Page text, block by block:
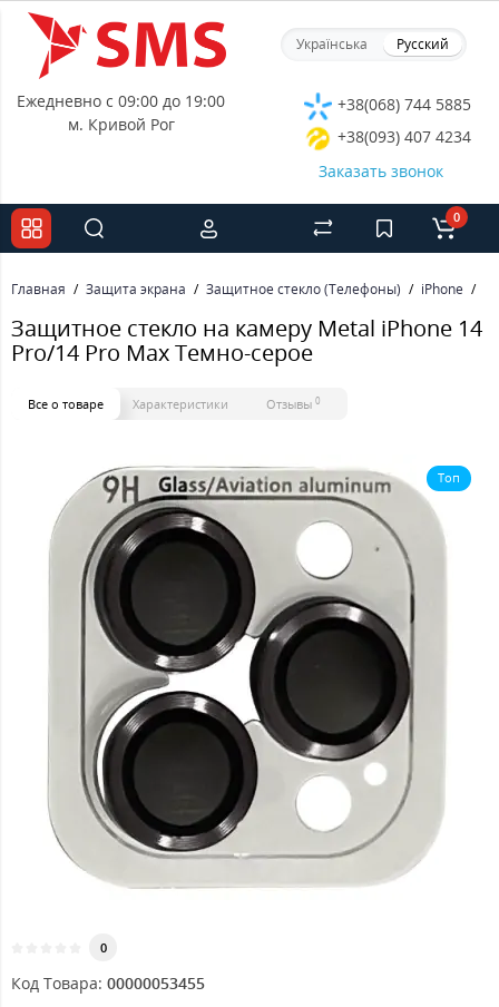
Українська Русский
Ежедневно с 09:00 до 19:00
м. Кривой Рог
+38(068) 744 5885
+38(093) 407 4234
Заказать звонок
0
Главная Защита экрана Защитное стекло (Телефоны) iPhone
Защитное стекло на камеру Metal iPhone 14
Pro/14 Pro Max Темно-серое
Все о товаре Характеристики Отзывы 0
Топ
0
Код Товара: 00000053455